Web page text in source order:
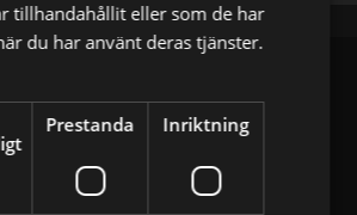
tillhandahållit eller som de har
du har använt deras tjänster.
Prestanda Inriktning